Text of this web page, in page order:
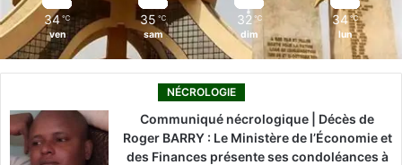
34 ℃
ven
35 ℃
sam
32 ℃
dim
34 ℃
lun
NÉCROLOGIE
Communiqué nécrologique | Décès de
Roger BARRY : Le Ministère de l’Économie et
des Finances présente ses condoléances à